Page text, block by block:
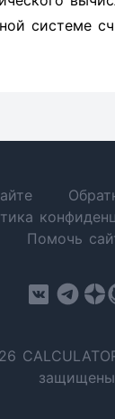
системе
Помочь